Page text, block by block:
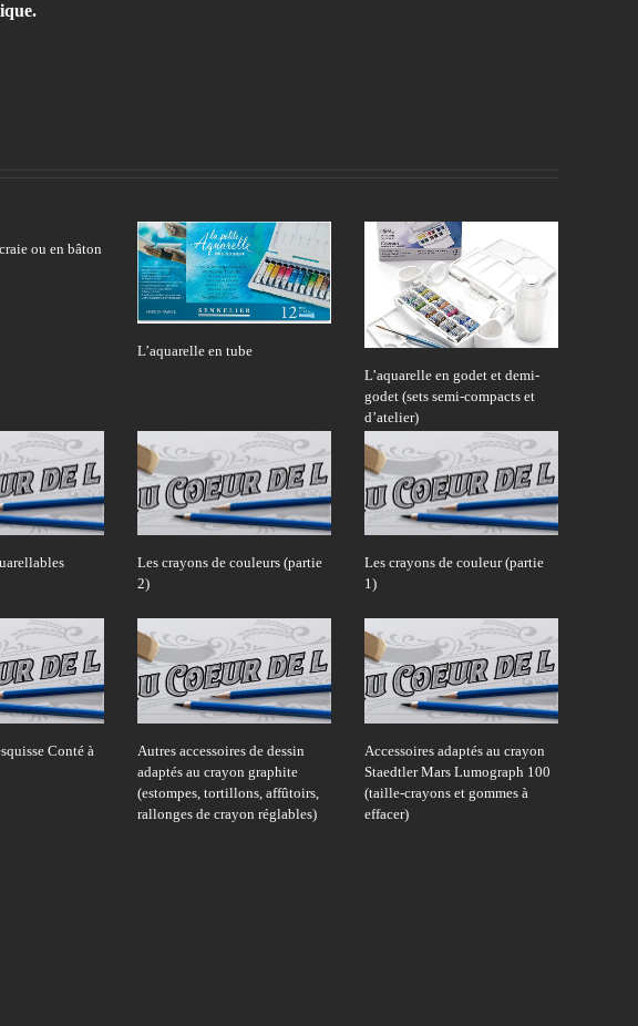
ou en bâton
L’aquarelle en tube
L’aquarelle en godet et demi-
godet (sets semi-compacts et
d’atelier)
Les crayons de couleurs (partie
2)
Les crayons de couleur (partie
1)
Conté à
Autres accessoires de dessin
adaptés au crayon graphite
(estompes, tortillons, affûtoirs,
rallonges de crayon réglables)
Accessoires adaptés au crayon
Staedtler Mars Lumograph 100
(taille-crayons et gommes à
effacer)